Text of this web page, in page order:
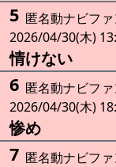
5 匿名動ナビフ
2026/04/30(木)
情けない
6 匿名動ナビフ
2026/04/30(木)
惨め
7 匿名動ナビフ